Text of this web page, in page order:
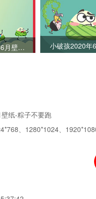
小破孩2020年6月壁纸-粽子不要跑
纸-粽子不要跑
、1280*1024、